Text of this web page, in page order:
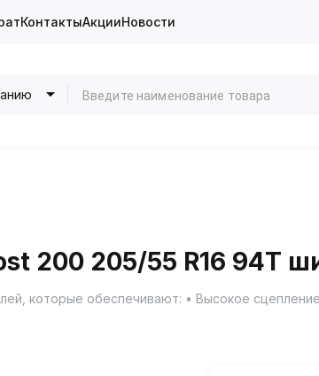
КонтактыАкцииНовости
200 205/55 R16 94T
которые обеспечивают: • Высокое